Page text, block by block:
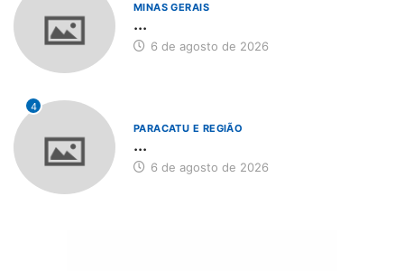
MINAS GERAIS
...
6 de agosto de 2026
4
PARACATU E REGIÃO
...
6 de agosto de 2026